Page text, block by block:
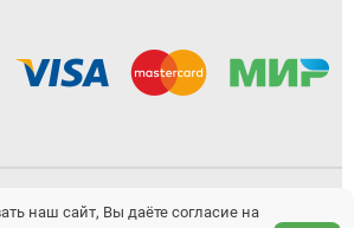
персональных данных
наш сайт, Вы даёте согласие на